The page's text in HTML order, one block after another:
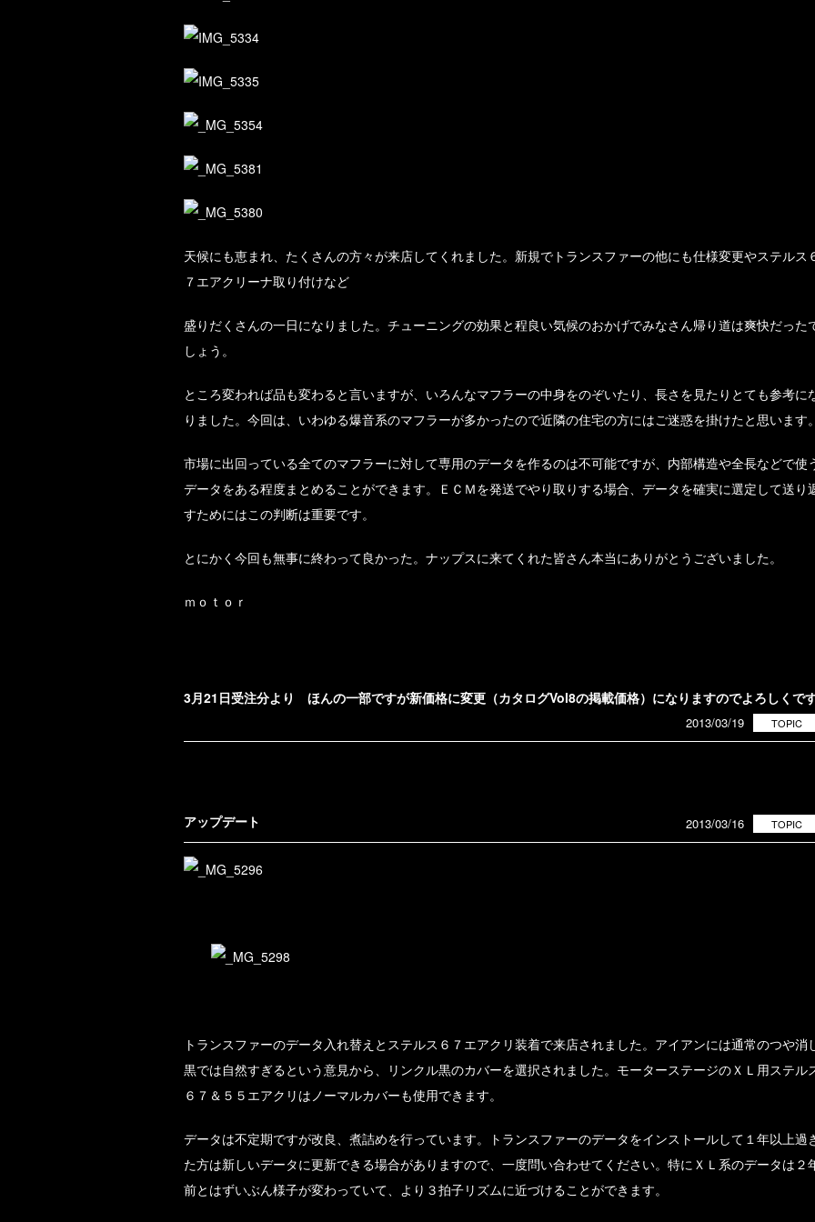
天候にも恵まれ、たくさんの方々が来店してくれました。新規でトランスファーの他にも仕様変更やステルス
７エアクリーナ取り付けなど
盛りだくさんの一日になりました。チューニングの効果と程良い気候のおかげでみなさん帰り道は爽快だった
しょう。
ところ変われば品も変わると言いますが、いろんなマフラーの中身をのぞいたり、長さを見たりとても参考に
りました。今回は、いわゆる爆音系のマフラーが多かったので近隣の住宅の方にはご迷惑を掛けたと思います。
市場に出回っている全てのマフラーに対して専用のデータを作るのは不可能ですが、内部構造や全長などで使
データをある程度まとめることができます。ＥＣＭを発送でやり取りする場合、データを確実に選定して送り
すためにはこの判断は重要です。
とにかく今回も無事に終わって良かった。ナップスに来てくれた皆さん本当にありがとうございました。
ｍｏｔｏｒ
3月21日受注分より ほんの一部ですが新価格に変更（カタログVol8の掲載価格）になりますのでよろしくで
TOPIC
2013/03/19
アップデート TOPIC
2013/03/16
トランスファーのデータ入れ替えとステルス６７エアクリ装着で来店されました。アイアンには通常のつや消
黒では自然すぎるという意見から、リンクル黒のカバーを選択されました。モーターステージのＸＬ用ステル
６７＆５５エアクリはノーマルカバーも使用できます。
データは不定期ですが改良、煮詰めを行っています。トランスファーのデータをインストールして１年以上過
た方は新しいデータに更新できる場合がありますので、一度問い合わせてください。特にＸＬ系のデータは２
前とはずいぶん様子が変わっていて、より３拍子リズムに近づけることができます。